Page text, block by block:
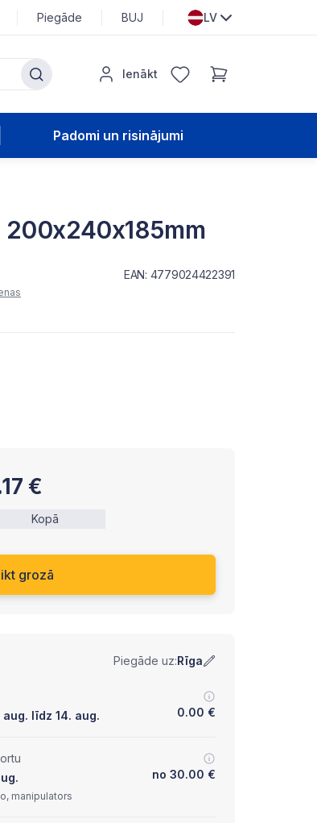
Piegāde BUJ LV
Ienākt
Padomi un risinājumi
200x240x185mm
EAN: 4779024422391
€
Kopā
grozā
Piegāde uz:Rīga
līdz 14. aug.
0.00 €
no 30.00 €
manipulators